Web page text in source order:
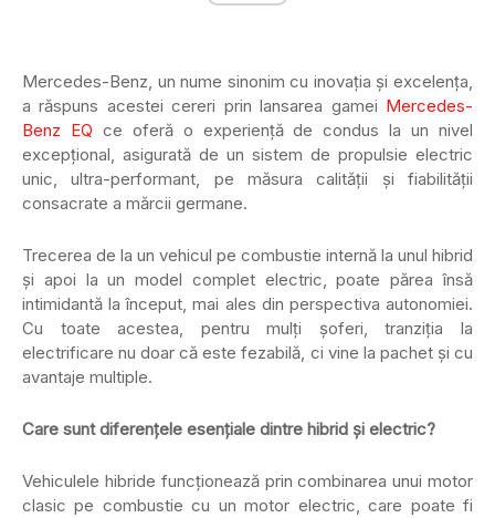
Mercedes-Benz, un nume sinonim cu inovația și excelența,
a răspuns acestei cereri prin lansarea gamei Mercedes-
Benz EQ ce oferă o experiență de condus la un nivel
excepțional, asigurată de un sistem de propulsie electric
unic, ultra-performant, pe măsura calității și fiabilității
consacrate a mărcii germane.
Trecerea de la un vehicul pe combustie internă la unul hibrid
și apoi la un model complet electric, poate părea însă
intimidantă la început, mai ales din perspectiva autonomiei.
Cu toate acestea, pentru mulți șoferi, tranziția la
electrificare nu doar că este fezabilă, ci vine la pachet și cu
avantaje multiple.
Care sunt diferențele esențiale dintre hibrid și electric?
Vehiculele hibride funcționează prin combinarea unui motor
clasic pe combustie cu un motor electric, care poate fi